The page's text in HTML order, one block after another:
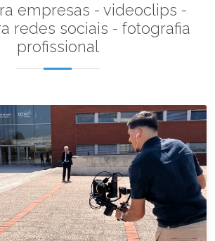
empresas - videoclips -
redes sociais - fotografia
profissional